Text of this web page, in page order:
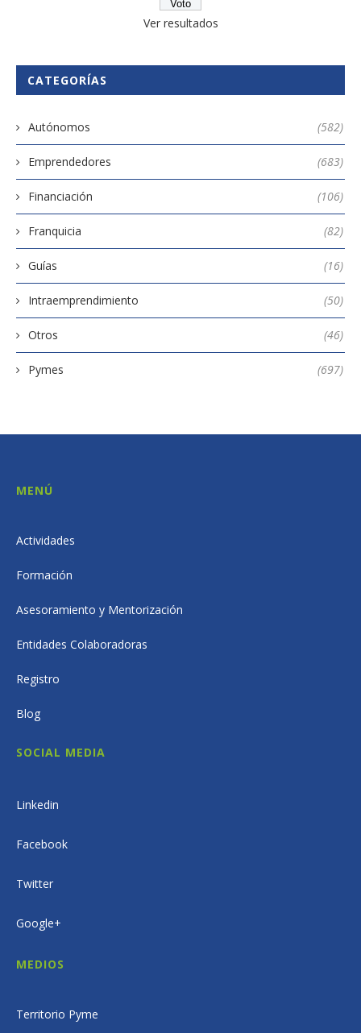
Ver resultados
CATEGORÍAS
Autónomos (582)
Emprendedores (683)
Financiación (106)
Franquicia (82)
Guías (16)
Intraemprendimiento (50)
Otros (46)
Pymes (697)
MENÚ
Actividades
Formación
Asesoramiento y Mentorización
Entidades Colaboradoras
Registro
Blog
SOCIAL MEDIA
Linkedin
Facebook
Twitter
Google+
MEDIOS
Territorio Pyme